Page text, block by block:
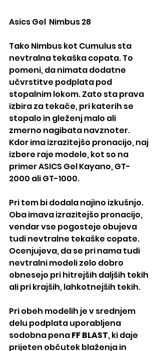
Asics Gel  Nimbus 28
Tako Nimbus kot Cumulus sta
nevtralna tekaška copata. To
pomeni, da nimata dodatne
učvrstitve podplata pod
stopalnim lokom. Zato sta prava
izbira za tekače, pri katerih se
stopalo in gleženj malo ali
zmerno nagibata navznoter.
Kdor ima izrazitejšo pronacijo, naj
izbere raje modele, kot so na
primer ASICS Gel Kayano, GT-
2000 ali GT-1000.
Pri tem bi dodala najino izkušnjo.
Oba imava izrazitejšo pronacijo,
vendar vse pogosteje obujeva
tudi nevtralne tekaške copate.
Ocenjujeva, da se pri nama tudi
nevtralni modeli zelo dobro
obnesejo pri hitrejših daljših tekih
ali pri krajših, lahkotnejših tekih.
Pri obeh modelih je v srednjem
delu podplata uporabljena
sodobna pena FF BLAST, ki daje
prijeten občutek blaženja in